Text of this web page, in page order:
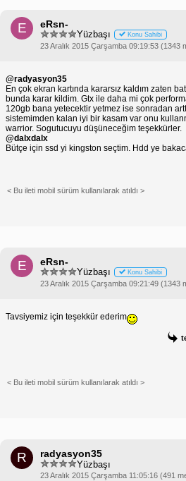
E eRsn-
Yüzbaşı Konu Sahibi
23 Aralık 2015 Çarşamba 09:19:53 (1343
@radyasyon35
En çok ekran kartında kararsız kaldım zaten
bunda karar kildim. Gtx ile daha mi çok
120gb bana yetecektir yetmez ise sonradan
sistemimden kalan iyi bir kasam var onu
warrior. Sogutucuyu düşüneceğim teşekkürler.
@dalxdalx
Bütçe için ssd yi kingston seçtim. Hdd ye
< Bu ileti mobil sürüm kullanılarak atıldı >
E eRsn-
Yüzbaşı Konu Sahibi
23 Aralık 2015 Çarşamba 09:21:49 (1343
Tavsiyemiz için teşekkür ederim
< Bu ileti mobil sürüm kullanılarak atıldı >
R radyasyon35
Yüzbaşı
23 Aralık 2015 Çarşamba 11:05:16 (491